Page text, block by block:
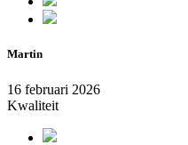
Martin
16 februari 2026
Kwaliteit